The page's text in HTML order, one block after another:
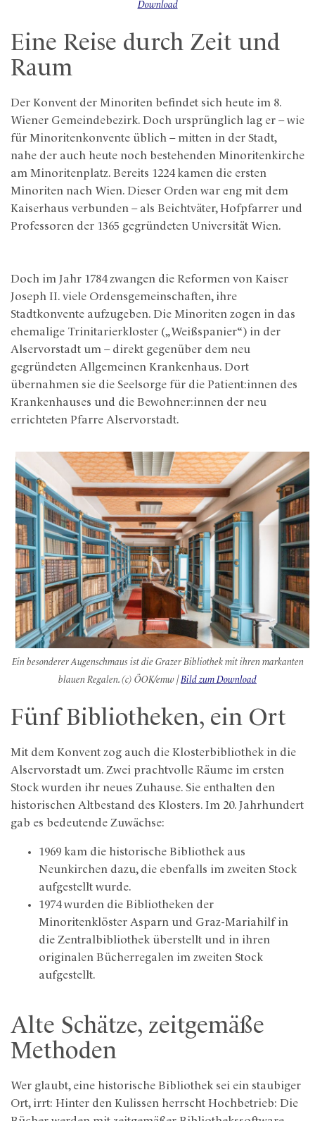
Download
Eine Reise durch Zeit und
Raum
Der Konvent der Minoriten befindet sich heute im 8.
Wiener Gemeindebezirk. Doch ursprünglich lag er – wie
für Minoritenkonvente üblich – mitten in der Stadt,
nahe der auch heute noch bestehenden Minoritenkirche
am Minoritenplatz. Bereits 1224 kamen die ersten
Minoriten nach Wien. Dieser Orden war eng mit dem
Kaiserhaus verbunden – als Beichtväter, Hofpfarrer und
Professoren der 1365 gegründeten Universität Wien.
Doch im Jahr 1784 zwangen die Reformen von Kaiser
Joseph II. viele Ordensgemeinschaften, ihre
Stadtkonvente aufzugeben. Die Minoriten zogen in das
ehemalige Trinitarierkloster („Weißspanier“) in der
Alservorstadt um – direkt gegenüber dem neu
gegründeten Allgemeinen Krankenhaus. Dort
übernahmen sie die Seelsorge für die Patient:innen des
Krankenhauses und die Bewohner:innen der neu
errichteten Pfarre Alservorstadt.
Ein besonderer Augenschmaus ist die Grazer Bibliothek mit ihren markanten
blauen Regalen. (c) ÖOK/emw | Bild zum Download
Fünf Bibliotheken, ein Ort
Mit dem Konvent zog auch die Klosterbibliothek in die
Alservorstadt um. Zwei prachtvolle Räume im ersten
Stock wurden ihr neues Zuhause. Sie enthalten den
historischen Altbestand des Klosters. Im 20. Jahrhundert
gab es bedeutende Zuwächse:
1969 kam die historische Bibliothek aus
Neunkirchen dazu, die ebenfalls im zweiten Stock
aufgestellt wurde.
1974 wurden die Bibliotheken der
Minoritenklöster Asparn und Graz-Mariahilf in
die Zentralbibliothek überstellt und in ihren
originalen Bücherregalen im zweiten Stock
aufgestellt.
Alte Schätze, zeitgemäße
Methoden
Wer glaubt, eine historische Bibliothek sei ein staubiger
Ort, irrt: Hinter den Kulissen herrscht Hochbetrieb: Die